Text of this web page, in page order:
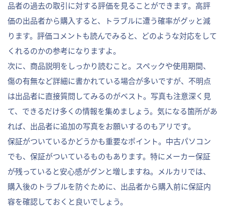
品者の過去の取引に対する評価を見ることができます。高評
価の出品者から購入すると、トラブルに遭う確率がグッと減
ります。評価コメントも読んでみると、どのような対応をして
くれるのかの参考になりますよ。
次に、商品説明をしっかり読むこと。スペックや使用期間、
傷の有無など詳細に書かれている場合が多いですが、不明点
は出品者に直接質問してみるのがベスト。写真も注意深く見
て、できるだけ多くの情報を集めましょう。気になる箇所があ
れば、出品者に追加の写真をお願いするのもアリです。
保証がついているかどうかも重要なポイント。中古パソコン
でも、保証がついているものもあります。特にメーカー保証
が残っていると安心感がグンと増しますね。メルカリでは、
購入後のトラブルを防ぐために、出品者から購入前に保証内
容を確認しておくと良いでしょう。